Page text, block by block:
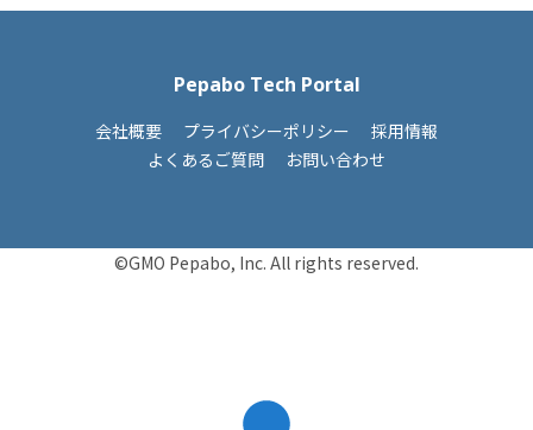
Pepabo Tech Portal
会社概要 プライバシーポリシー
採用情報
よくあるご質問
お問い合わせ
©GMO Pepabo, Inc. All rights reserved.